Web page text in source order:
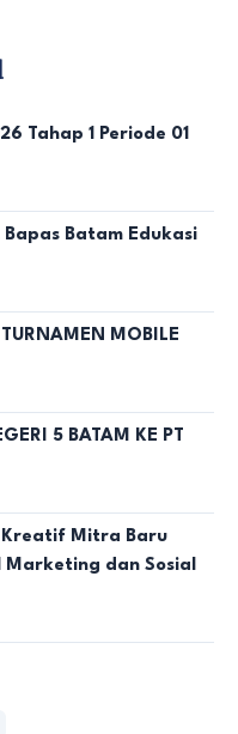
Tahap 1 Periode 01
Batam Edukasi
MOBILE
5 BATAM KE PT
Kreatif Mitra Baru
dan Sosial